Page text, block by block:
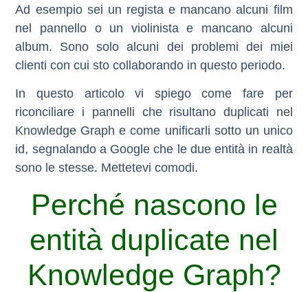
Ad esempio sei un regista e mancano alcuni film
nel pannello o un violinista e mancano alcuni
album. Sono solo alcuni dei problemi dei miei
clienti con cui sto collaborando in questo periodo.
In questo articolo vi spiego come fare per
riconciliare i pannelli che risultano duplicati nel
Knowledge Graph e come unificarli sotto un unico
id, segnalando a Google che le due entità in realtà
sono le stesse. Mettetevi comodi.
Perché nascono le
entità duplicate nel
Knowledge Graph?